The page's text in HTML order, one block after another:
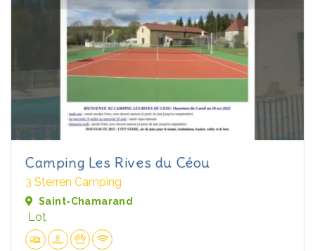
Camping Les Rives du Céou
3 Sterren Camping
Saint-Chamarand
Lot